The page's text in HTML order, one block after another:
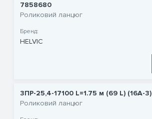
7858680
Роликовий ланцюг
Бренд:
HELVIC
3ПР-25,4-17100 L=1.75 м (69 L) (16A-3)
Роликовий ланцюг